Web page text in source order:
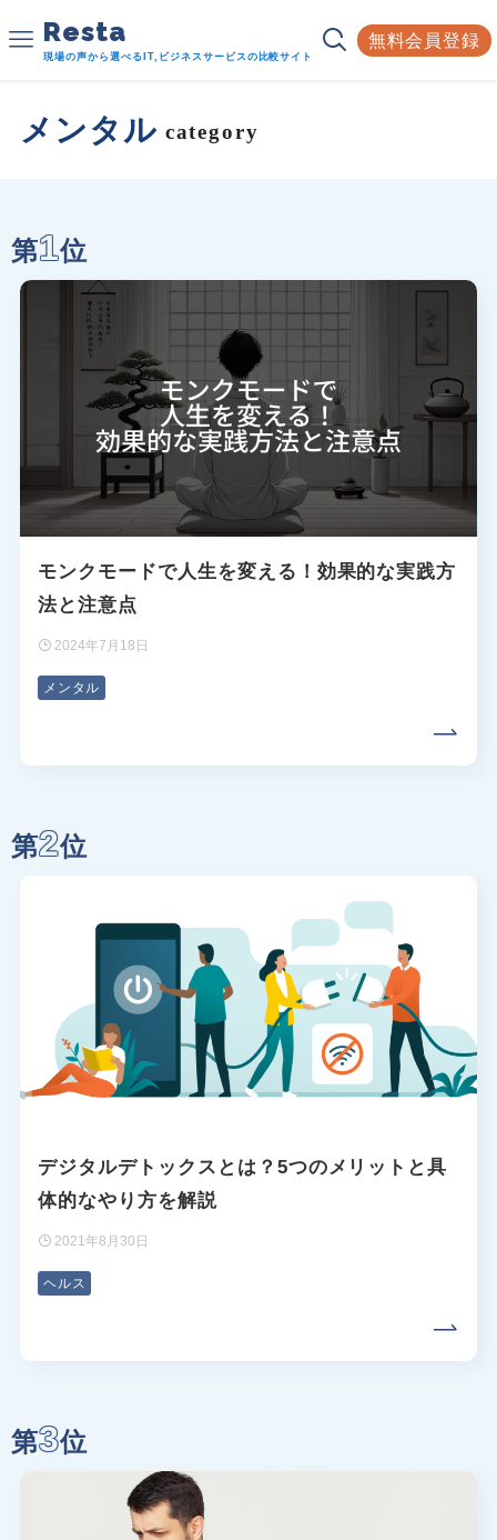
Resta
現場の声から選べるIT,ビジネスサービスの比較サイト
無料会員登録
メンタルcategory
第1位
モンクモードで人生を変える！効果的な実践方
法と注意点
2024年7月18日
メンタル
第2位
デジタルデトックスとは？5つのメリットと具
体的なやり方を解説
2021年8月30日
ヘルス
第3位